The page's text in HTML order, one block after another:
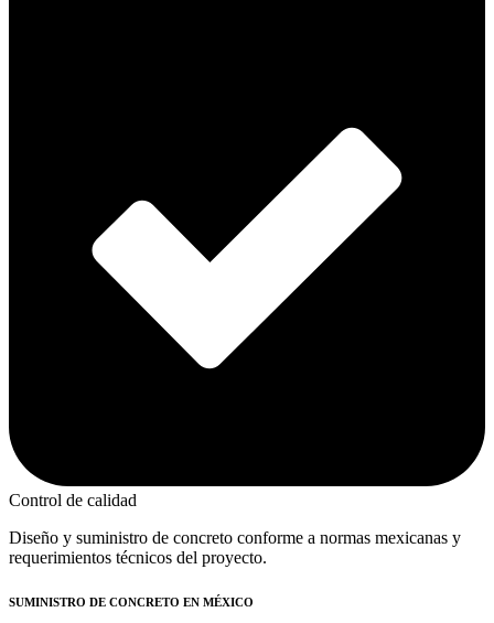
Control de calidad
Diseño y suministro de concreto conforme a normas mexicanas y
requerimientos técnicos del proyecto.
SUMINISTRO DE CONCRETO EN MÉXICO